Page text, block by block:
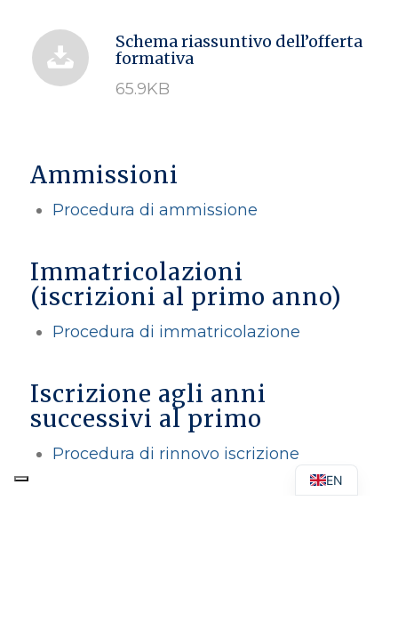
Schema riassuntivo dell’offerta
formativa
65.9KB
Ammissioni
Procedura di ammissione
Immatricolazioni
(iscrizioni al primo anno)
Procedura di immatricolazione
Iscrizione agli anni
successivi al primo
Procedura di rinnovo iscrizione
EN